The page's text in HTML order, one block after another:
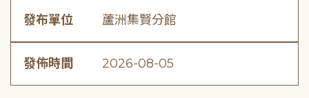
發布單位 蘆洲集賢分館
發佈時間 2026-08-05